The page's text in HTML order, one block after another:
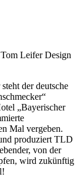
Leifer Design
der deutsche
„Bayerischer
Mal vergeben.
produziert TLD
von der
wird zukünftig